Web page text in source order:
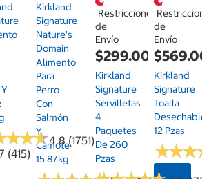
(415)
★★★
★★★4.8 (1751)
Kirkland
Signature
Nature's
Domain
Alimento
Para
Perro
Con
Salmón
Y
Camote
15.87kg
Restricciones
de
Envío
$299.00
Kirkland
Signature
Servilletas
4
Paquetes
De 260
Pzas
de
Envío
$569.00
Kirkland
Signature
Toalla
Desechable
12 Pzas
★★★
★★★